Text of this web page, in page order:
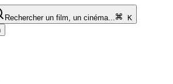
Rechercher un film, un cinéma...
K